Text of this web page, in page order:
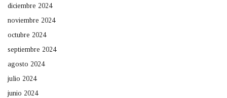
diciembre 2024
noviembre 2024
octubre 2024
septiembre 2024
agosto 2024
julio 2024
junio 2024